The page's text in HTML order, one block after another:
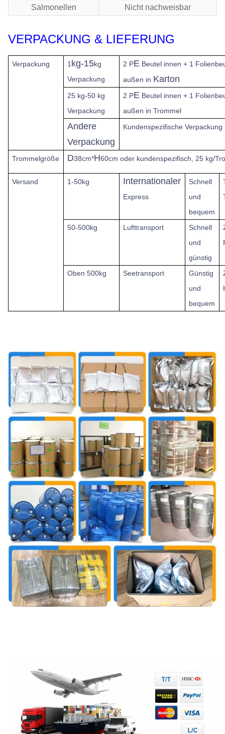
Salmonellen
Nicht nachweisbar
VERPACKUNG & LIEFERUNG
Verpackung 1 kg-15kg
Verpackung
2 PE Beutel innen + 1
außen in Karton
25 kg-50 kg
Verpackung
2 PE Beutel innen + 1
außen in Trommel
Andere
Verpackung
Kundenspezifische Verpackung
Trommelgröße D38cm*H60cm oder kundenspezifisch, 25 kg/
Versand 1-50kg Internationaler
Express
Schnell
und
bequem
50-500kg Lufttransport
Schnell
und
günstig
Oben 500kg Seetransport
Günstig
und
bequem